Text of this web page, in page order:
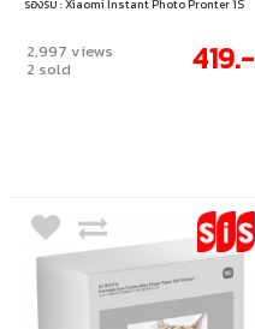
รองรับ : Xiaomi Instant Photo Pronter 1S
2,997 views
2 sold 419.-